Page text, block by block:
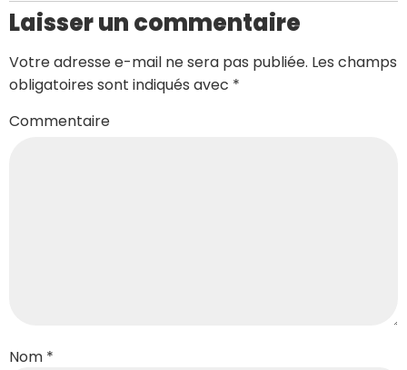
Laisser un commentaire
Votre adresse e-mail ne sera pas publiée. Les champs
obligatoires sont indiqués avec *
Commentaire
Nom *